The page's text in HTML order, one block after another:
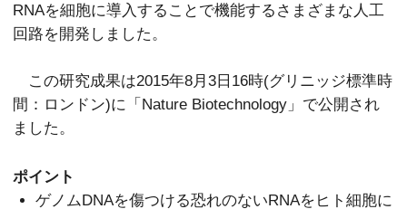
RNAを細胞に導入することで機能するさまざまな人工
回路を開発しました。
この研究成果は2015年8月3日16時(グリニッジ標準時
間：ロンドン)に「Nature Biotechnology」で公開され
ました。
ポイント
ゲノムDNAを傷つける恐れのないRNAをヒト細胞に